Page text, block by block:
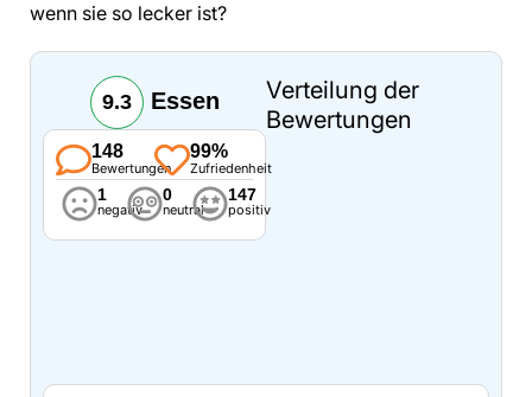
wenn sie so lecker ist?
9.3 Essen
148
Bewertungen
99%
Zufriedenheit
1
negativ
0
neutral
147
positiv
Verteilung der
Bewertungen